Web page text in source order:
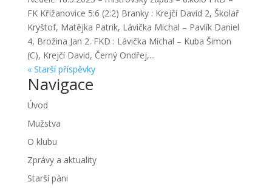
FK Křižanovice 5:6 (2:2) Branky : Krejčí David 2, Školař
Kryštof, Matějka Patrik, Lávička Michal – Pavlík Daniel
4, Brožina Jan 2. FKD : Lávička Michal – Kuba Šimon
(C), Krejčí David, Černý Ondřej,...
« Starší příspěvky
Navigace
Úvod
Mužstva
O klubu
Zprávy a aktuality
Starší páni